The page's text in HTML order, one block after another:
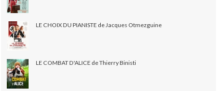
LE CHOIX DU PIANISTE de Jacques Otmezguine
LE COMBAT D'ALICE de Thierry Binisti